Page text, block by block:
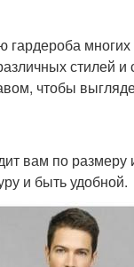
гардероба
стилей и
чтобы
вам по размеру
и быть удобной.